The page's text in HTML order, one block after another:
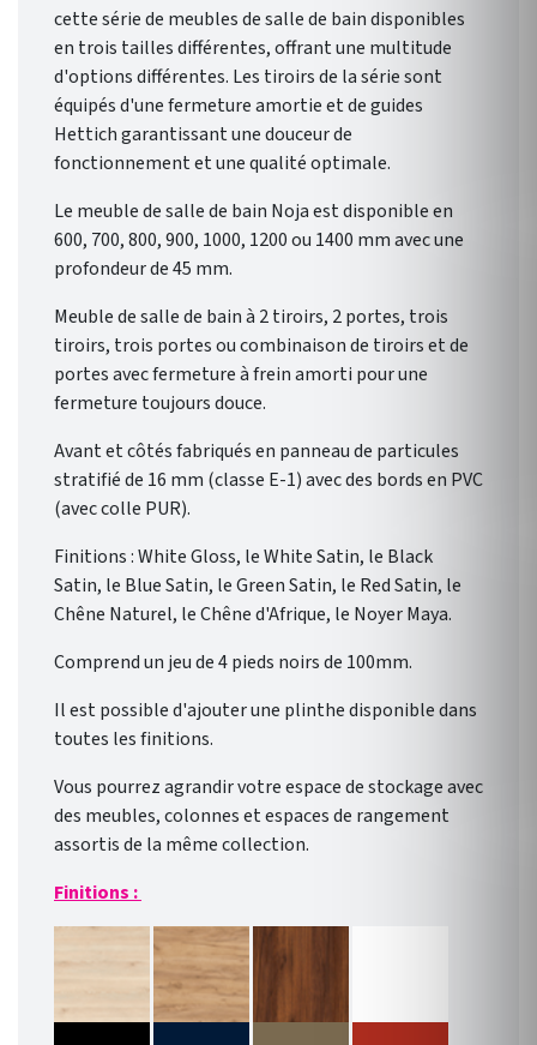
ressemble.
cette série de meubles de salle de bain disponibles
en trois tailles différentes, offrant une multitude
d'options différentes. Les tiroirs de la série sont
équipés d'une fermeture amortie et de guides
Hettich garantissant une douceur de
fonctionnement et une qualité optimale.
Le meuble de salle de bain Noja est disponible en
600, 700, 800, 900, 1000, 1200 ou 1400 mm avec une
profondeur de 45 mm.
Meuble de salle de bain à 2 tiroirs, 2 portes, trois
tiroirs, trois portes ou combinaison de tiroirs et de
portes avec fermeture à frein amorti pour une
fermeture toujours douce.
Avant et côtés fabriqués en panneau de particules
stratifié de 16 mm (classe E-1) avec des bords en PVC
(avec colle PUR).
Finitions : White Gloss, le White Satin, le Black
Satin, le Blue Satin, le Green Satin, le Red Satin, le
Chêne Naturel, le Chêne d'Afrique, le Noyer Maya.
Comprend un jeu de 4 pieds noirs de 100mm.
Il est possible d'ajouter une plinthe disponible dans
toutes les finitions.
Vous pourrez agrandir votre espace de stockage avec
des meubles, colonnes et espaces de rangement
assortis de la même collection.
Finitions :